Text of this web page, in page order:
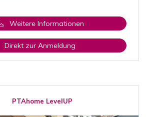
Weitere Informationen
Direkt zur Anmeldung
PTAhome LevelUP